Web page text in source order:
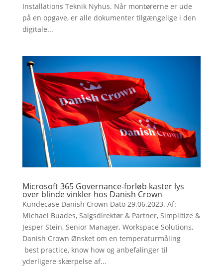
Installations Teknik Nyhus. Når montørerne er ude
på en opgave, er alle dokumenter tilgængelige i den
digitale...
Microsoft 365 Governance-forløb kaster lys
over blinde vinkler hos Danish Crown
Kundecase Danish Crown Dato 29.06.2023. Af:
Michael Buades, Salgsdirektør & Partner, Simplitize &
Jesper Stein, Senior Manager, Workspace Solutions,
Danish Crown Ønsket om en temperaturmåling
best practice, know how og anbefalinger til
yderligere skærpelse af...